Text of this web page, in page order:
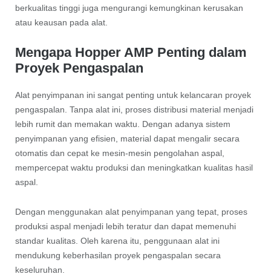
berkualitas tinggi juga mengurangi kemungkinan kerusakan
atau keausan pada alat.
Mengapa Hopper AMP Penting dalam
Proyek Pengaspalan
Alat penyimpanan ini sangat penting untuk kelancaran proyek
pengaspalan. Tanpa alat ini, proses distribusi material menjadi
lebih rumit dan memakan waktu. Dengan adanya sistem
penyimpanan yang efisien, material dapat mengalir secara
otomatis dan cepat ke mesin-mesin pengolahan aspal,
mempercepat waktu produksi dan meningkatkan kualitas hasil
aspal.
Dengan menggunakan alat penyimpanan yang tepat, proses
produksi aspal menjadi lebih teratur dan dapat memenuhi
standar kualitas. Oleh karena itu, penggunaan alat ini
mendukung keberhasilan proyek pengaspalan secara
keseluruhan.